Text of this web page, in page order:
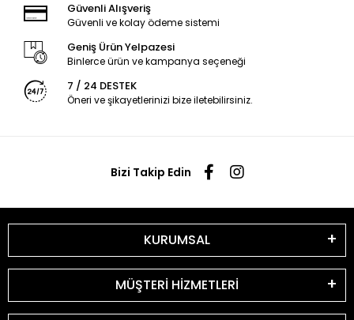
Güvenli Alışveriş
Güvenli ve kolay ödeme sistemi
Geniş Ürün Yelpazesi
Binlerce ürün ve kampanya seçeneği
7 / 24 DESTEK
Öneri ve şikayetlerinizi bize iletebilirsiniz.
Bizi Takip Edin
KURUMSAL
MÜŞTERİ HİZMETLERİ